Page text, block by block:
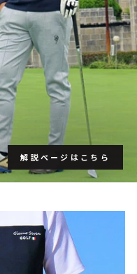
解説ページはこちら